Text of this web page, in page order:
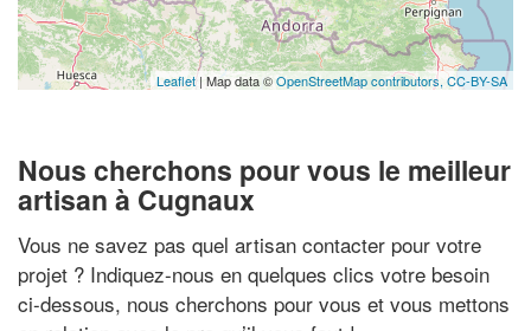
Leaflet| Map data ©OpenStreetMap contributors, CC-BY-SA
Nous cherchons pour vous le meilleur
artisan à Cugnaux
Vous ne savez pas quel artisan contacter pour votre
projet ? Indiquez-nous en quelques clics votre besoin
ci-dessous, nous cherchons pour vous et vous mettons